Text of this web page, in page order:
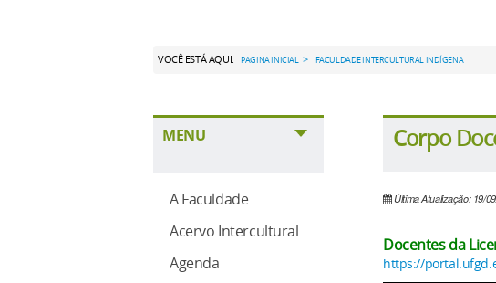
VOCÊ ESTÁ AQUI: PAGINA INICIAL > FACULDADE INTERCULTURAL INDÍGENA
MENU
A Faculdade
Acervo Intercultural
Agenda
Corpo
Última Atualização: 19/
Docentes da
https://